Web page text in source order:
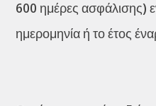
600 ημέρες ασφάλισης)
ημερομηνία ή το έτος